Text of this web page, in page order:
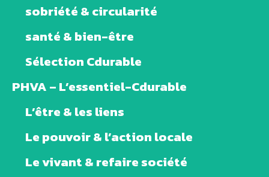
sobriété & circularité
santé & bien-être
Sélection Cdurable
PHVA – L’essentiel-Cdurable
L’être & les liens
Le pouvoir & l’action locale
Le vivant & refaire société